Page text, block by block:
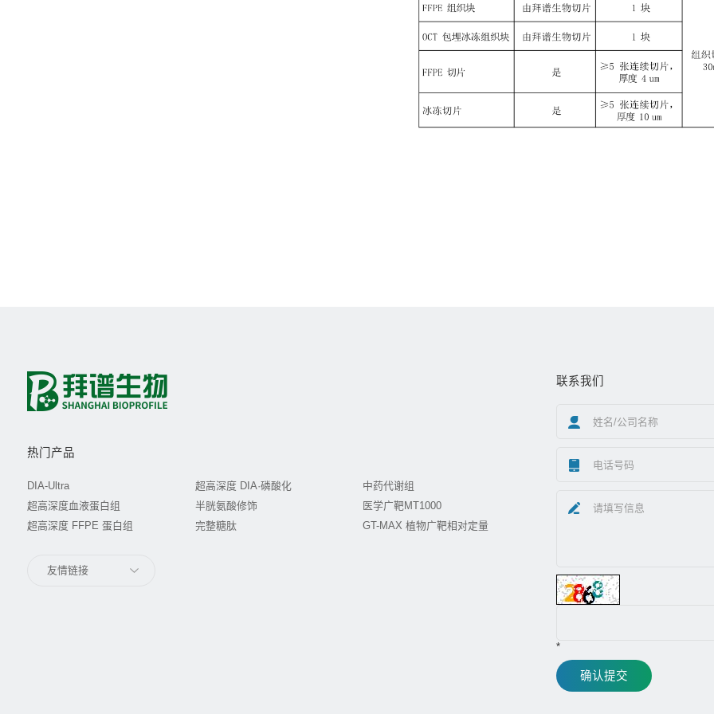
热门产品
DIA-Ultra 超高深度 DIA·磷酸化
中药代谢组
超高深度血液蛋白组
半胱氨酸修饰
医学广靶MT1000
超高深度 FFPE 蛋白组
完整糖肽 GT-MAX 植物广靶相对定量
友情链接
联系我们
*
确认提交